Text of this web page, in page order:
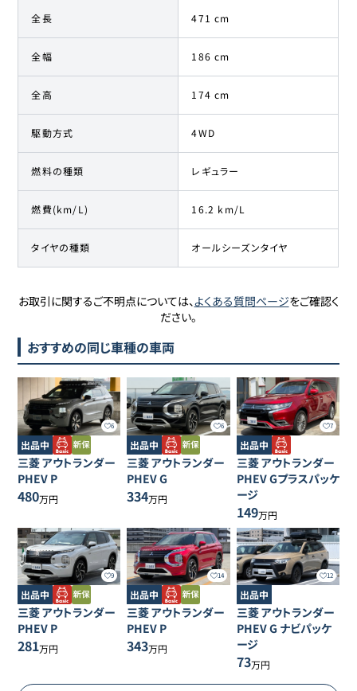
全長 471 cm
全幅 186 cm
全高 174 cm
駆動方式 4WD
燃料の種類 レギュラー
燃費(km/L) 16.2 km/L
タイヤの種類 オールシーズンタイヤ
お取引に関するご不明点については、よくある質問ページをご確認く
ださい。
おすすめの同じ車種の車両
6
出品中
三菱アウトランダー
PHEV P
480万円
6
出品中
三菱アウトランダー
PHEVG
334万円
7
出品中
三菱アウトランダー
PHEVGプラスパッケ
ージ
149万円
9
出品中
三菱アウトランダー
PHEV P
281万円
14
出品中
三菱アウトランダー
PHEV P
343万円
12
出品中
三菱アウトランダー
PHEVG ナビパッケ
ージ
73万円